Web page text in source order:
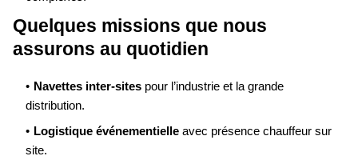
Quelques missions que nous
assurons au quotidien
Navettes inter-sites pour l’industrie et la grande
distribution.
Logistique événementielle avec présence chauffeur sur
site.